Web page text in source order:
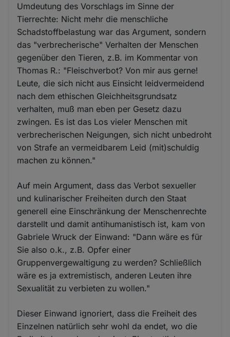
Umdeutung des Vorschlags im Sinne der
Tierrechte: Nicht mehr die menschliche
Schadstoffbelastung war das Argument, sondern
das "verbrecherische" Verhalten der Menschen
gegenüber den Tieren, z.B. im Kommentar von
Thomas R.: "Fleischverbot? Von mir aus gerne!
Leute, die sich nicht aus Einsicht leidvermeidend
nach dem ethischen Gleichheitsgrundsatz
verhalten, muß man eben per Gesetz dazu
zwingen. Es ist das Los vieler Menschen mit
verbrecherischen Neigungen, sich nicht unbedroht
von Strafe an vermeidbarem Leid (mit)schuldig
machen zu können."
Auf mein Argument, dass das Verbot sexueller
und kulinarischer Freiheiten durch den Staat
generell eine Einschränkung der Menschenrechte
darstellt und damit antihumanistisch ist, kam von
Gabriele Wruck der Einwand: "Dann wäre es für
Sie also o.k., z.B. Opfer einer
Gruppenvergewaltigung zu werden? Schließlich
wäre es ja extremistisch, anderen Leuten ihre
Sexualität zu verbieten zu wollen."
Dieser Einwand ignoriert, dass die Freiheit des
Einzelnen natürlich sehr wohl da endet, wo die